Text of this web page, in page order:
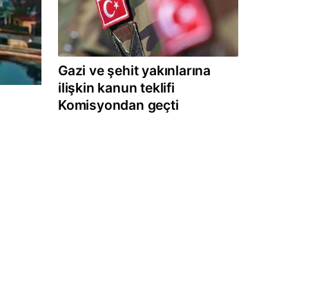
Gazi ve şehit yakınlarına
ilişkin kanun teklifi
Komisyondan geçti